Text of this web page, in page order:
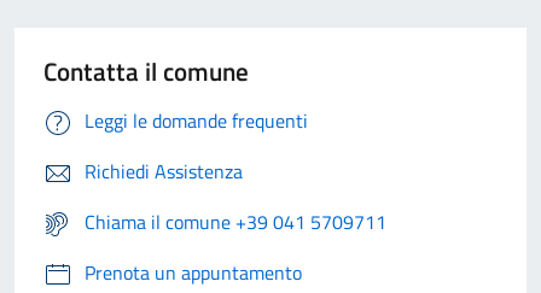
Contatta il comune
Leggi le domande frequenti
Richiedi Assistenza
Chiama il comune +39 041 5709711
Prenota un appuntamento